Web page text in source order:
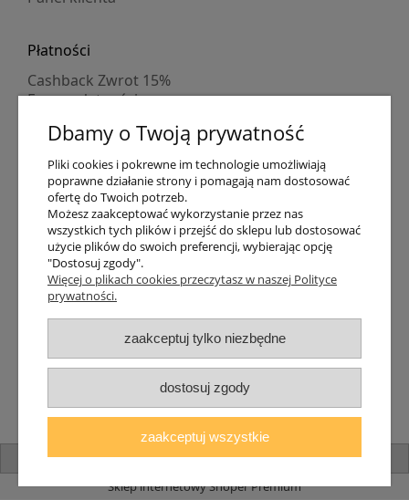
Płatności
Cashback Zwrot 15%
Formy płatności
Numer konta
PayPo kupujesz, nie płacisz
Progi rabatowe
Promocje
Dostawa
Czas wysyłki
Dostawa
Śledzenie przesyłki GLS
Śledzenie przesyłki DPD
Shipping abroad
Zarejestruj się /Zaloguj się
Lampomat 2017 - 2026
pokaż pełną wersję strony
Sklep internetowy Shoper Premium
Dbamy o Twoją prywatność
Pliki cookies i pokrewne im technologie umożliwiają
poprawne działanie strony i pomagają nam dostosować
ofertę do Twoich potrzeb.
Możesz zaakceptować wykorzystanie przez nas
wszystkich tych plików i przejść do sklepu lub dostosować
użycie plików do swoich preferencji, wybierając opcję
"Dostosuj zgody".
Więcej o plikach cookies przeczytasz w naszej Polityce
prywatności.
zaakceptuj tylko niezbędne
dostosuj zgody
zaakceptuj wszystkie